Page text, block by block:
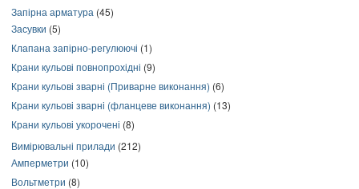
Запірна арматура (45)
Засувки (5)
Клапана запірно-регулюючі (1)
Крани кульові повнопрохідні (9)
Крани кульові зварні (Приварне виконання) (6)
Крани кульові зварні (фланцеве виконання) (13)
Крани кульові укорочені (8)
Вимірювальні прилади (212)
Амперметри (10)
Вольтметри (8)